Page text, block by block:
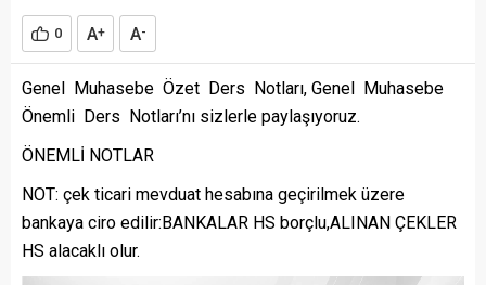
0 A+ A-
Genel Muhasebe Özet Ders Notları, Genel Muhasebe
Önemli Ders Notları’nı sizlerle paylaşıyoruz.
ÖNEMLİ NOTLAR
NOT: çek ticari mevduat hesabına geçirilmek üzere
bankaya ciro edilir:BANKALAR HS borçlu,ALINAN ÇEKLER
HS alacaklı olur.